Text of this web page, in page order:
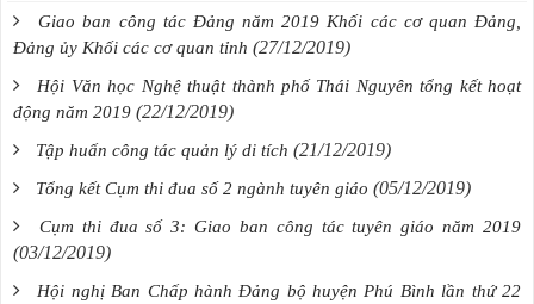
Giao ban công tác Đảng năm 2019 Khối các cơ quan Đảng,
Đảng ủy Khối các cơ quan tỉnh (27/12/2019)
Hội Văn học Nghệ thuật thành phố Thái Nguyên tổng kết hoạt
động năm 2019 (22/12/2019)
Tập huấn công tác quản lý di tích (21/12/2019)
Tổng kết Cụm thi đua số 2 ngành tuyên giáo (05/12/2019)
Cụm thi đua số 3: Giao ban công tác tuyên giáo năm 2019
(03/12/2019)
Hội nghị Ban Chấp hành Đảng bộ huyện Phú Bình lần thứ 22